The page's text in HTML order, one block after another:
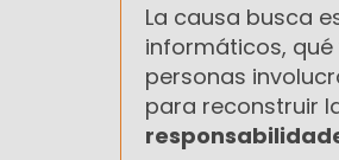
La causa busca
informáticos,
personas
para reconstruir